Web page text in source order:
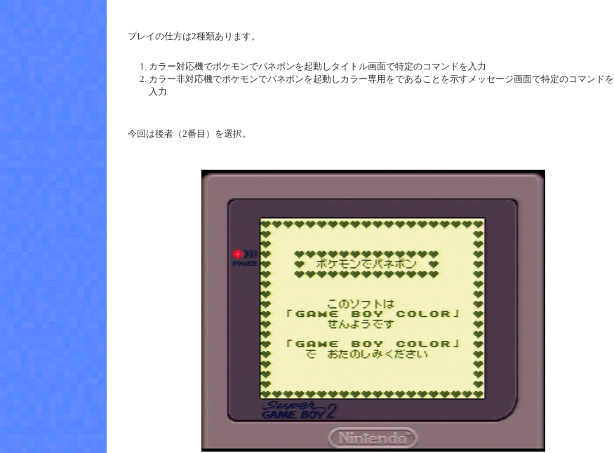
プレイの仕方は2種類あります。
カラー対応機でポケモンでパネポンを起動しタイトル画面で特定のコマンドを入力
カラー非対応機でポケモンでパネポンを起動しカラー専用をであることを示すメッセージ画面で特定のコマンドを
入力
今回は後者（2番目）を選択。